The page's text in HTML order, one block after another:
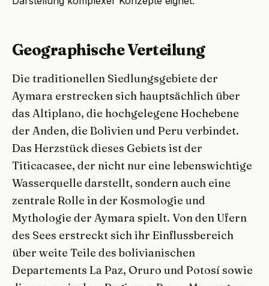
Geographische Verteilung
Die traditionellen Siedlungsgebiete der
Aymara erstrecken sich hauptsächlich über
das Altiplano, die hochgelegene Hochebene
der Anden, die Bolivien und Peru verbindet.
Das Herzstück dieses Gebiets ist der
Titicacasee, der nicht nur eine lebenswichtige
Wasserquelle darstellt, sondern auch eine
zentrale Rolle in der Kosmologie und
Mythologie der Aymara spielt. Von den Ufern
des Sees erstreckt sich ihr Einflussbereich
über weite Teile des bolivianischen
Departements La Paz, Oruro und Potosí sowie